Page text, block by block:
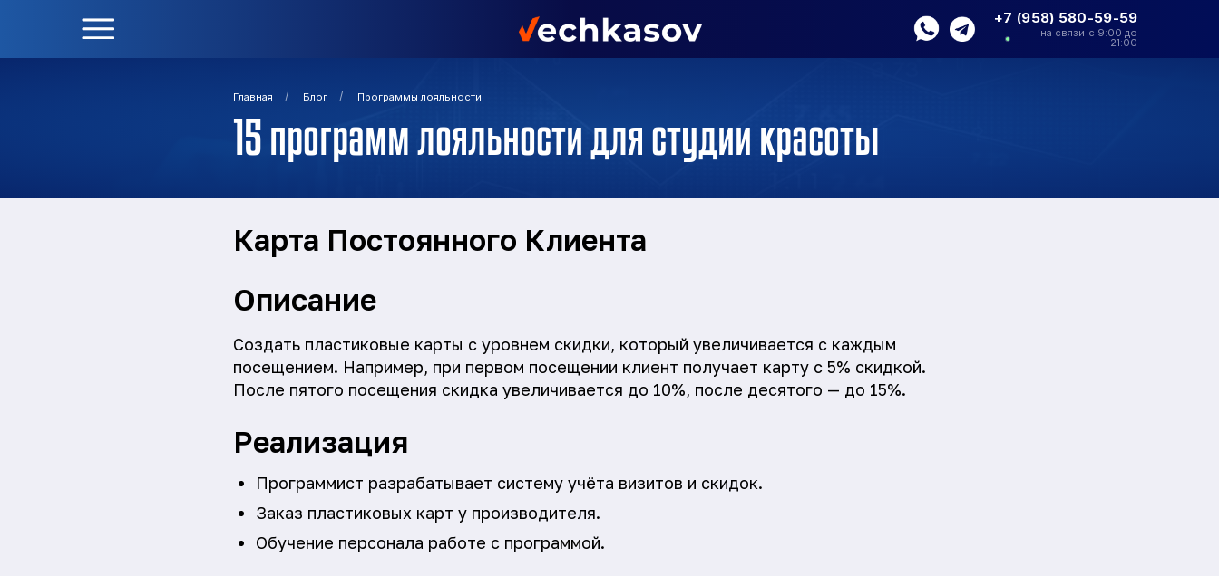
+7 (958) 580-59-59
на связи с 9:00 до
21:00
Главная / Блог / Программы лояльности
15 программ лояльности для студии красоты
Карта Постоянного Клиента
Описание
Создать пластиковые карты с уровнем скидки, который увеличивается с каждым
посещением. Например, при первом посещении клиент получает карту с 5% скидкой.
После пятого посещения скидка увеличивается до 10%, после десятого — до 15%.
Реализация
Программист разрабатывает систему учёта визитов и скидок.
Заказ пластиковых карт у производителя.
Обучение персонала работе с программой.